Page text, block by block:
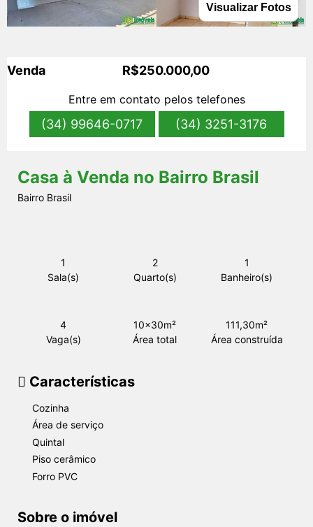
s
Visualizar Fotos
Venda R$250.000,00
Entre em contato pelos telefones
(34) 99646-0717 (34) 3251-3176
Casa à Venda no Bairro Brasil
Bairro Brasil
1
Sala(s)
2
Quarto(s)
1
Banheiro(s)
4
Vaga(s)
10x30m²
Área total
111,30m²
Área construída
Características
Cozinha
Área de serviço
Quintal
Piso cerâmico
Forro PVC
Sobre o imóvel